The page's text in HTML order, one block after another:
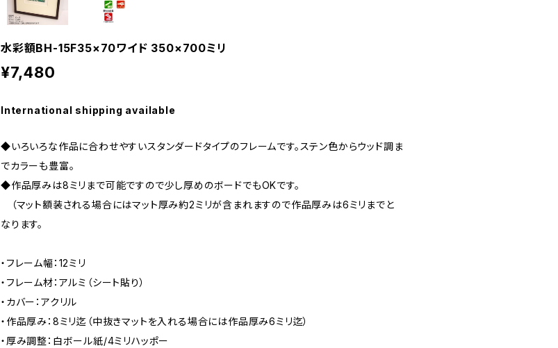
水彩額BH-15F35×70ワイド 350×700ミリ
¥7,480
International shipping available
◆いろいろな作品に合わせやすいスタンダードタイプのフレームです。ステン色からウッド調ま
でカラーも豊富。
◆作品厚みは8ミリまで可能ですので少し厚めのボードでもOKです。
（マット額装される場合にはマット厚み約2ミリが含まれますので作品厚みは6ミリまでと
なります。
・フレーム幅：12ミリ
・フレーム材：アルミ（シート貼り）
・カバー：アクリル
・作品厚み：8ミリ迄（中抜きマットを入れる場合には作品厚み6ミリ迄）
・厚み調整：白ボール紙/4ミリハッポー